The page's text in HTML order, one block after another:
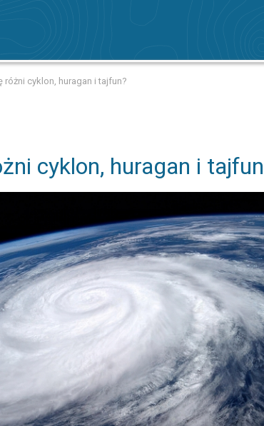
różni cyklon, huragan i tajfun?
cyklon, huragan i